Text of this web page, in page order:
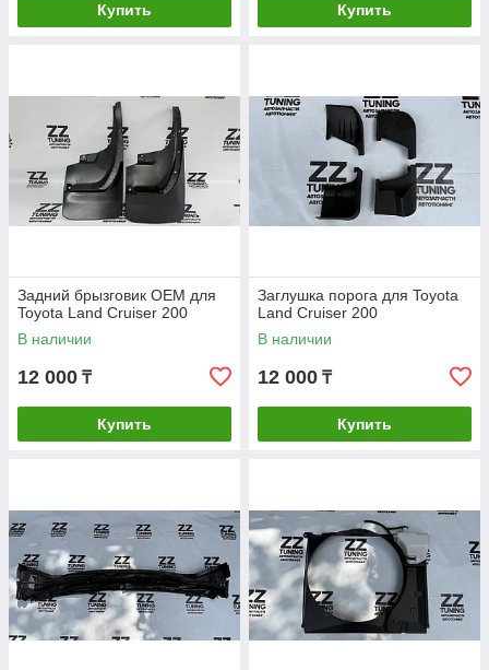
Купить Купить
Задний брызговик OEM для
Toyota Land Cruiser 200
В наличии
12 000 ₸
Купить
Заглушка порога для Toyota
Land Cruiser 200
В наличии
12 000 ₸
Купить